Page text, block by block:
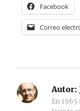
Facebook
Correo
Autor:
En 1965